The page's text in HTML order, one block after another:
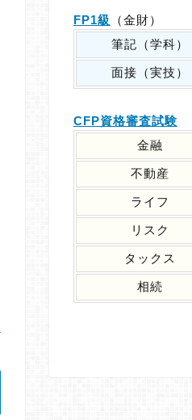
FP1級
（金財）
筆記（学科）
面接（実技）
CFP資格審査試験
金融
不動産
ライフ
リスク
タックス
相続